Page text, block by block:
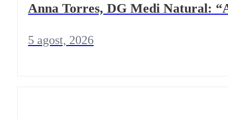
Anna Torres, DG Medi Natural:
5 agost, 2026